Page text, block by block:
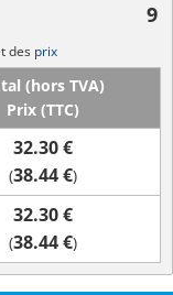
9
des prix
(hors TVA)
Prix (TTC)
32.30 €
(38.44 €)
32.30 €
(38.44 €)